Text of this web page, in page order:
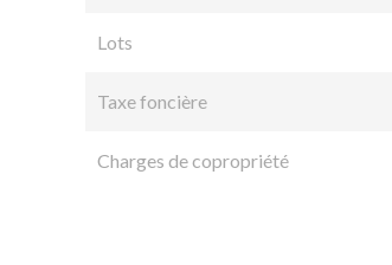
Lots
Taxe foncière
Charges de copropriété